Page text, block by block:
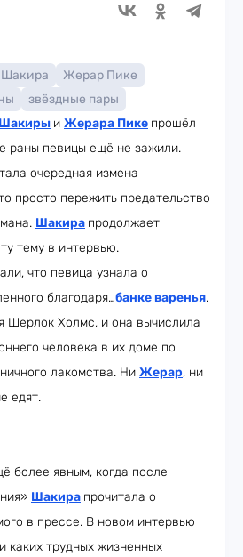
Шакира
Жерар Пике
звёздные пары
Шакиры и Жерара Пике прошёл
раны певицы ещё не зажили.
очередная измена
просто пережить предательство
Шакира продолжает
тему в интервью.
что певица узнала о
благодаря…банке варенья.
Шерлок Холмс, и она вычислила
человека в их доме по
лакомства. Ни Жерар, ни
едят.
более явным, когда после
Шакира прочитала о
в прессе. В новом интервью
каких трудных жизненных